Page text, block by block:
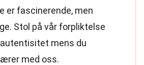
er fascinerende, men
Stol på vår forpliktelse
mens du
med oss.